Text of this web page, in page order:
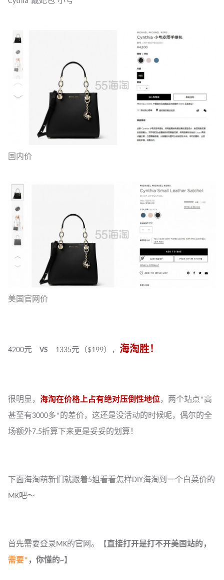
国内价
美国官网价
4200元 VS 1335元（$199）， 海淘胜！
很明显， 海淘在价格上占有绝对压倒性地位，两个站点*高
甚至有3000多*的差价，这还是没活动的时候呢，偶尔的全
场额外7.5折算下来更是妥妥的划算！
下面海淘萌新们就跟着5姐看看怎样DIY海淘到一个白菜价的
MK吧～
首先需要登录MK的官网。
【直接打开是打不开美国站的，
需要* ，你懂的~】